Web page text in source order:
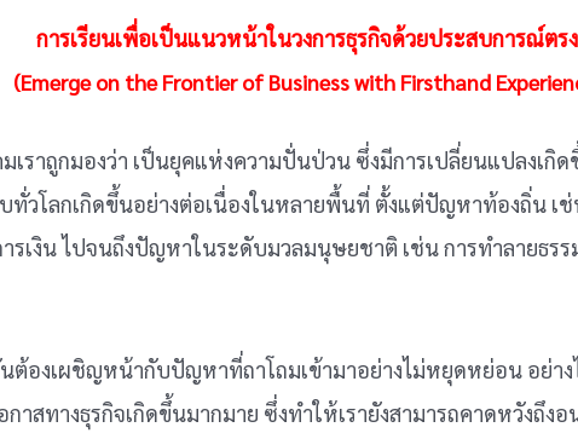
การเรียนเพื่อเป็นแนวหน้าในวงการธุรกิจด้วยประสบการณ์ตรง
(Emerge on the Frontier of Business with Firsthand
ราถูกมองว่า เป็นยุคแห่งความปั่นป่วน ซึ่งมีการเปลี่ยนแปลงเกิด
วโลกเกิดขึ้นอย่างต่อเนื่องในหลายพื้นที่ ตั้งแต่ปัญหาท้องถิ่น เช่
รเงิน ไปจนถึงปัญหาในระดับมวลมนุษยชาติ เช่น การทำลายธร
องเผชิญหน้ากับปัญหาที่ถาโถมเข้ามาอย่างไม่หยุดหย่อน อย่าง
าสทางธุรกิจเกิดขึ้นมากมาย ซึ่งทำให้เรายังสามารถคาดหวังถึง